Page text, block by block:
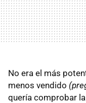
No era el más
menos vendido
quería comprobar